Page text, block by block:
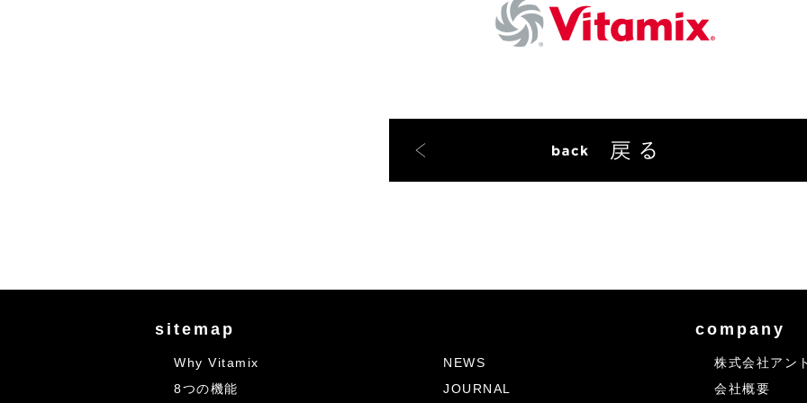
sitemap
Why Vitamix
8つの機能
NEWS
JOURNAL
company
株式会社アン
会社概要